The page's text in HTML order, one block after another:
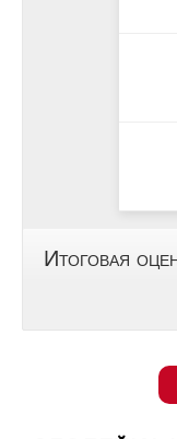
Итоговая